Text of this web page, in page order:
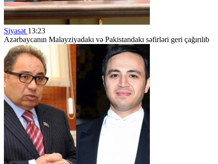
Siyasət 13:23
Azərbaycanın Malayziyadakı və Pakistandakı səfirləri geri çağırılıb